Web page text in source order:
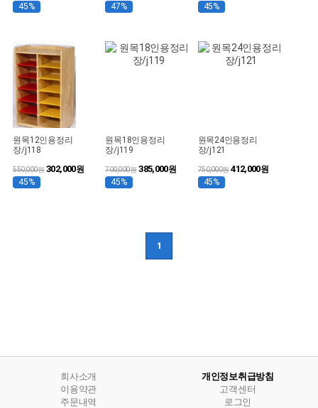
45%
47%
45%
원목12인용정리
장/j118
550,000원 302,000원
45%
원목18인용정리
장/j119
700,000원 385,000원
45%
원목24인용정리
장/j121
750,000원 412,000원
45%
1
회사소개
개인정보취급방침
이용약관
고객센터
주문내역
로그인